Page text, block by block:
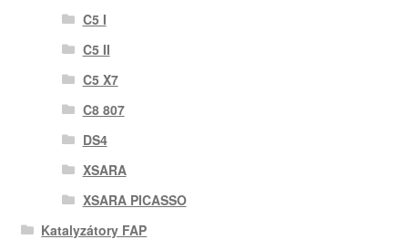
C5 I
C5 II
C5 X7
C8 807
DS4
XSARA
XSARA PICASSO
Katalyzátory FAP